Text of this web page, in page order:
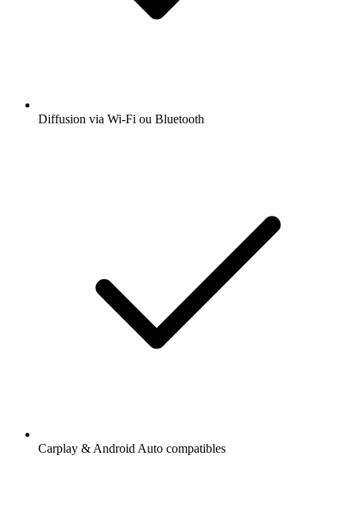
Diffusion via Wi-Fi ou Bluetooth
Carplay & Android Auto compatibles